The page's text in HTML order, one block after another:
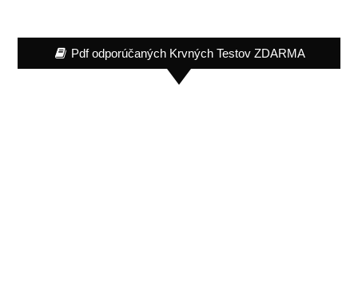
Pdf odporúčaných Krvných Testov ZDARMA